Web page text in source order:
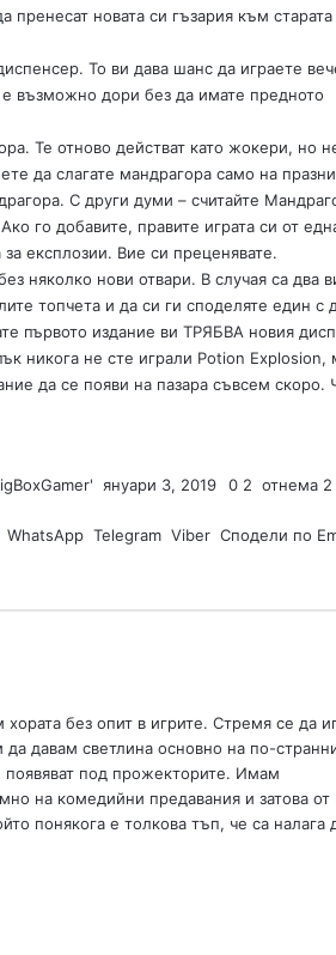
новата си гъзария към старата
То ви дава шанс да играете
възможно дори без да имате предното
Те отново действат като жокери, но
да слагате мандрагора само на
С други думи – считайте
го добавите, правите играта си от
експлозии. Вие си преценявате.
няколко нови отвари. В случая са два
топчета и да си ги споделяте един с
първото издание ви ТРЯБВА новия
никога не сте играли Potion Explosion,
да се появи на пазара съвсем скоро.
S
n
n
l
януари 3, 2019 0 2 отнема
WhatsApp Telegram Viber Сподели по
без опит в игрите. Стремя се да
давам светлина основно на по-
появяват под прожекторите. Имам
на комедийни предавания и затова
понякога е толкова тъп, че са налага